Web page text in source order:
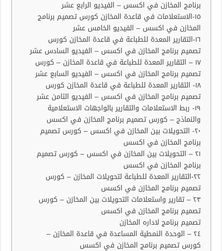
برنامج المخازن في اكسس – الفيديو الرابع عشر
١٥-الاستعلامات في قاعدة المخازن كورس تصميم برنامج
المخازن في اكسس – الفيديو الخامس عشر
١٦-التقارير المعدة للطباعة في قاعدة المخازن كورس
تصميم برنامج المخازن في اكسس – الفيديو السادس عشر
١٧ – التقارير المعدة للطباعة في قاعدة المخازن – كورس
تصميم برنامج المخازن في اكسس – الفيديو السابع عشر
١٨- التقارير المعدة للطباعة في قاعدة المخازن كورس
تصميم برنامج المخازن في اكسس – الفيديو الثامن عشر
١٩- ربط الاستعلامات والتقارير بالواجهات الاستعلامية
والنماذج – كورس تصميم برنامج المخازن في اكسس
٢٠- التحويلات بين المخازن في اكسس – كورس تصميم
برنامج المخازن في اكسس
٢١ – التحويلات بين المخازن في اكسس – كورس تصميم
برنامج المخازن في اكسس
٢٢-التقارير المعدة للطباعة لتحويلات المخازن – كورس
تصميم برنامج المخازن في اكسس
٢٣ – تقارير واستعلامات التحويلات بين المخازن – كورس
تصميم برنامج المخازن في اكسس
تصميم برنامج لاداره المخازن
٢٤ – الوحدة النمطية المساعدة في قاعدة المخازن –
كورس تصميم برنامج المخازن في اكسس